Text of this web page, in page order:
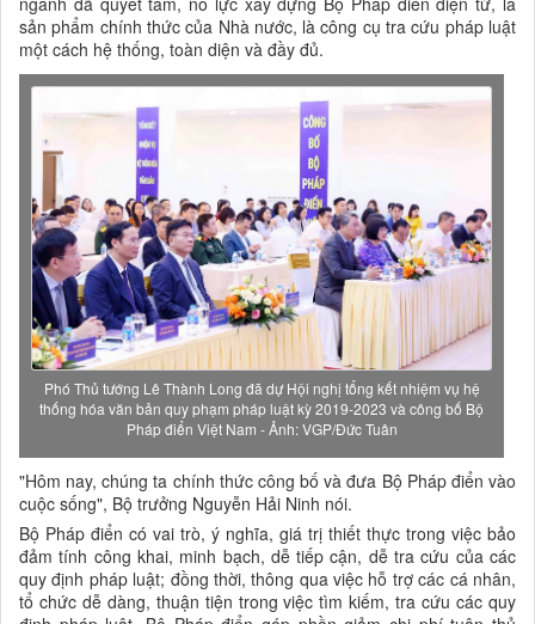
sản phẩm chính thức của Nhà nước, là công cụ tra cứu pháp luật
một cách hệ thống, toàn diện và đầy đủ.
Phó Thủ tướng Lê Thành Long đã dự Hội nghị tổng kết nhiệm vụ hệ
thống hóa văn bản quy phạm pháp luật kỳ 2019-2023 và công bố Bộ
Pháp điển Việt Nam - Ảnh: VGP/Đức Tuân
"Hôm nay, chúng ta chính thức công bố và đưa Bộ Pháp điển vào
cuộc sống", Bộ trưởng Nguyễn Hải Ninh nói.
Bộ Pháp điển có vai trò, ý nghĩa, giá trị thiết thực trong việc bảo
đảm tính công khai, minh bạch, dễ tiếp cận, dễ tra cứu của các
quy định pháp luật; đồng thời, thông qua việc hỗ trợ các cá nhân,
tổ chức dễ dàng, thuận tiện trong việc tìm kiếm, tra cứu các quy